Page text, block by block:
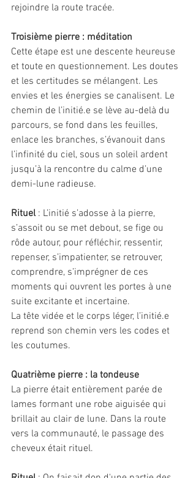
rejoindre la route tracée.
Troisième pierre : méditation
Cette étape est une descente heureuse
et toute en questionnement. Les doutes
et les certitudes se mélangent. Les
envies et les énergies se canalisent. Le
chemin de l’initié.e se lève au-delà du
parcours, se fond dans les feuilles,
enlace les branches, s’évanouit dans
l’infinité du ciel, sous un soleil ardent
jusqu’à la rencontre du calme d’une
demi-lune radieuse.
Rituel : L’initié s’adosse à la pierre,
s’assoit ou se met debout, se fige ou
rôde autour, pour réfléchir, ressentir,
repenser, s’impatienter, se retrouver,
comprendre, s’imprégner de ces
moments qui ouvrent les portes à une
suite excitante et incertaine.
La tête vidée et le corps léger, l’initié.e
reprend son chemin vers les codes et
les coutumes.
Quatrième pierre : la tondeuse
La pierre était entièrement parée de
lames formant une robe aiguisée qui
brillait au clair de lune. Dans la route
vers la communauté, le passage des
cheveux était rituel.